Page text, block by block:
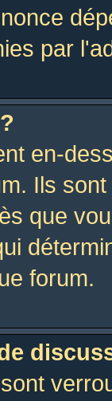
par
en-
Ils
que
forum.